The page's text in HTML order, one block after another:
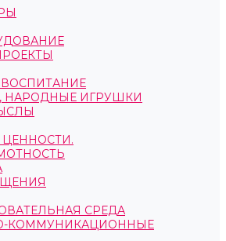
НАРОДНЫЕ ИГРУШКИ
СРЕДА
КОММУНИКАЦИОННЫЕ